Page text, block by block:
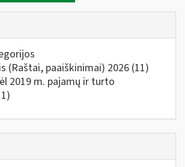
(Raštai, paaiškinimai) 2026 (11)
2019 m. pajamų ir turto